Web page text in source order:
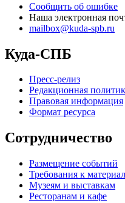
Сообщить об ошибке
Наша электронная
mailbox@kuda-spb.ru
Куда-СПБ
Пресс-релиз
Редакционная
Правовая информация
Формат ресурса
Сотрудничество
Размещение событий
Требования к
Музеям и выставкам
Ресторанам и кафе